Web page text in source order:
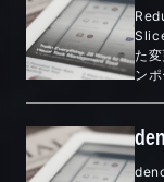
た
ン